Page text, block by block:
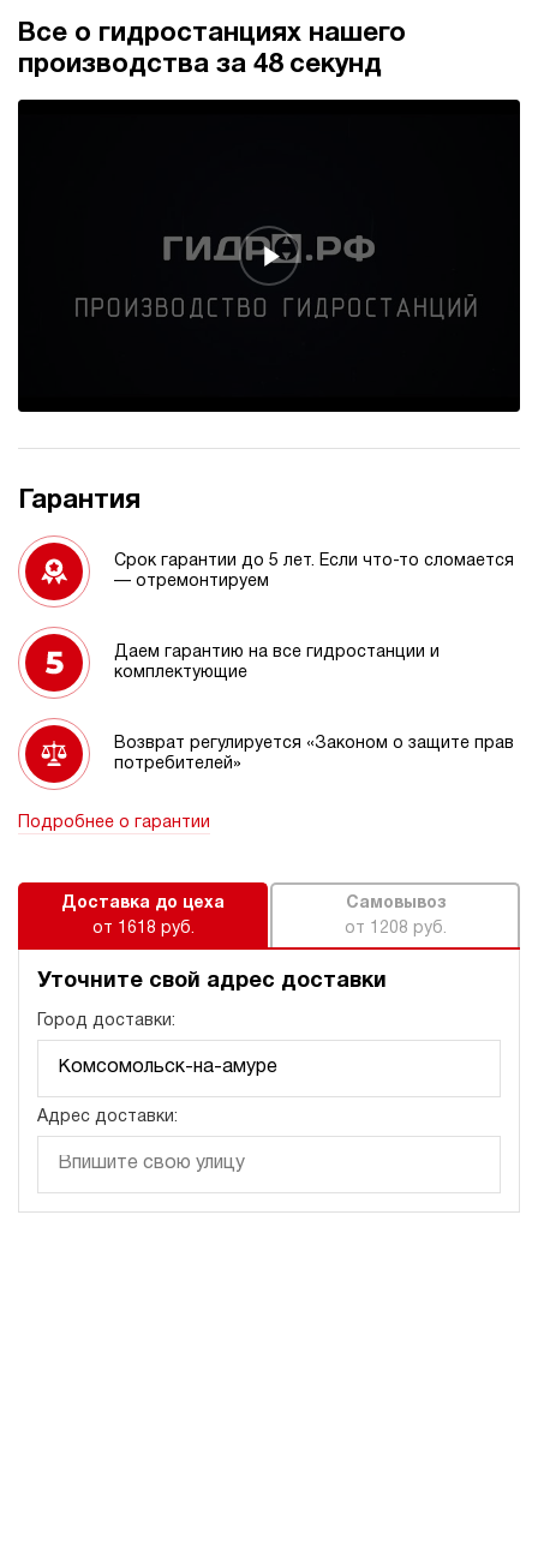
Все о гидростанциях нашего
производства за 48 секунд
Гарантия
Срок гарантии до 5 лет. Если что-то сломается
— отремонтируем
Даем гарантию на все гидростанции и
комплектующие
Возврат регулируется «Законом о защите прав
потребителей»
Подробнее о гарантии
Доставка до цеха
от 1618 руб.
Самовывоз
от 1208 руб.
Уточните свой адрес доставки
Город доставки:
Адрес доставки: